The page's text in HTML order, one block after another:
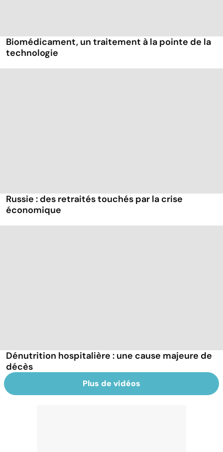
Biomédicament, un traitement à la pointe de la
technologie
Russie : des retraités touchés par la crise
économique
Dénutrition hospitalière : une cause majeure de
décès
Plus de vidéos